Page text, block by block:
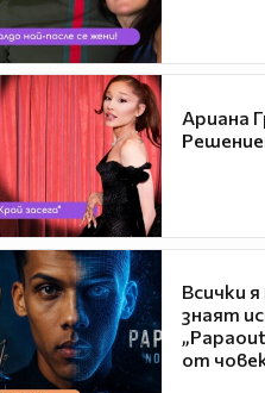
Ариана
Всички
знаят
от